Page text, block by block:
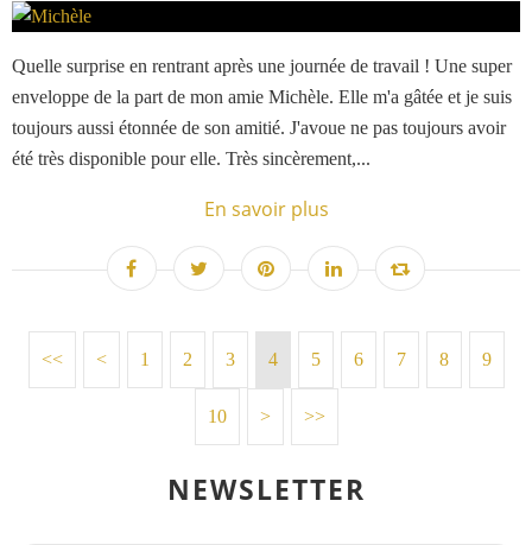
Quelle surprise en rentrant après une journée de travail ! Une super
enveloppe de la part de mon amie Michèle. Elle m'a gâtée et je suis
toujours aussi étonnée de son amitié. J'avoue ne pas toujours avoir
été très disponible pour elle. Très sincèrement,...
En savoir plus
<< < 1 2 3 4 5 6 7 8 9
10 > >>
NEWSLETTER